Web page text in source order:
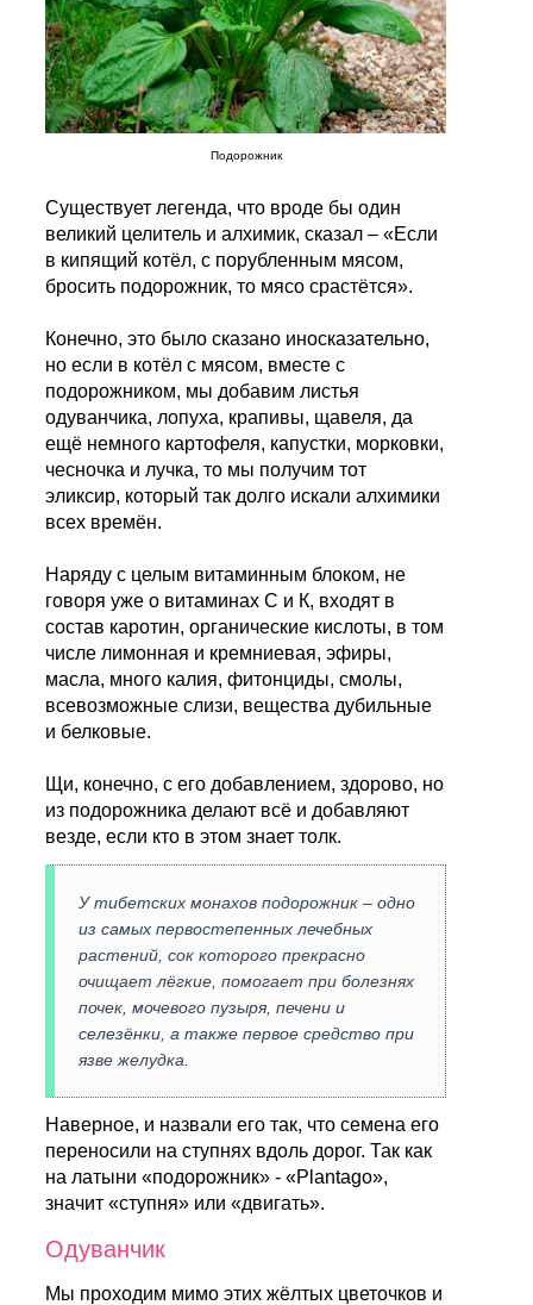
Подорожник
Существует легенда, что вроде бы один
великий целитель и алхимик, сказал – «Если
в кипящий котёл, с порубленным мясом,
бросить подорожник, то мясо срастётся».
Конечно, это было сказано иносказательно,
но если в котёл с мясом, вместе с
подорожником, мы добавим листья
одуванчика, лопуха, крапивы, щавеля, да
ещё немного картофеля, капустки, морковки,
чесночка и лучка, то мы получим тот
эликсир, который так долго искали алхимики
всех времён.
Наряду с целым витаминным блоком, не
говоря уже о витаминах С и К, входят в
состав каротин, органические кислоты, в том
числе лимонная и кремниевая, эфиры,
масла, много калия, фитонциды, смолы,
всевозможные слизи, вещества дубильные
и белковые.
Щи, конечно, с его добавлением, здорово, но
из подорожника делают всё и добавляют
везде, если кто в этом знает толк.
У тибетских монахов подорожник – одно
из самых первостепенных лечебных
растений, сок которого прекрасно
очищает лёгкие, помогает при болезнях
почек, мочевого пузыря, печени и
селезёнки, а также первое средство при
язве желудка.
Наверное, и назвали его так, что семена его
переносили на ступнях вдоль дорог. Так как
на латыни «подорожник» - «Plantago»,
значит «ступня» или «двигать».
Одуванчик
Мы проходим мимо этих жёлтых цветочков и